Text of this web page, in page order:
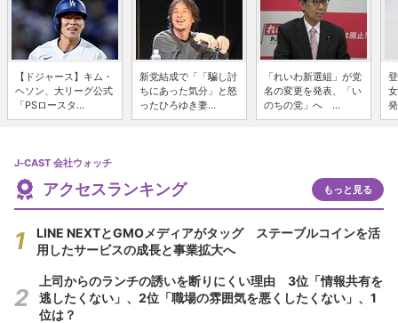
【ドジャース】キム・
ヘソン、大リーグ公式
「PSロースタ...
新党結成で「「騙し討
ちにあった気分」と怒
ったひろゆき妻...
「れいわ新選組」が党
名の変更を発表、「い
のちの党」へ ...
J-CAST 会社ウォッチ
アクセスランキング もっと見る
LINE NEXTとGMOメディアがタッグ ステーブルコインを活
用したサービスの成長と事業拡大へ
上司からのランチの誘いを断りにくい理由 3位「情報共有を
逃したくない」、2位「職場の雰囲気を悪くしたくない」、1
位は？